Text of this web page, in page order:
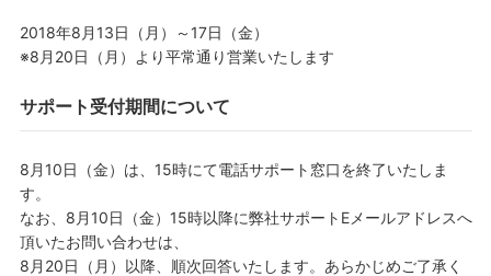
2018年8月13日（月）～17日（金）
※8月20日（月）より平常通り営業いたします
サポート受付期間について
8月10日（金）は、15時にて電話サポート窓口を終了いたしま
す。
なお、8月10日（金）15時以降に弊社サポートEメールアドレスへ
頂いたお問い合わせは、
8月20日（月）以降、順次回答いたします。あらかじめご了承く